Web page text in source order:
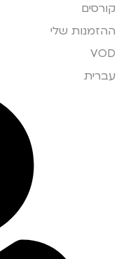
קורסים
ההזמנות שלי
VOD
עברית